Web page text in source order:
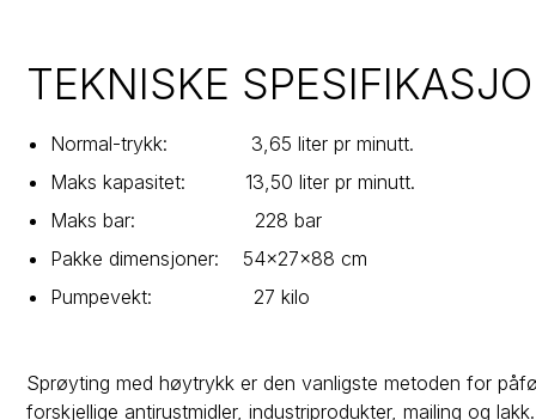
TEKNISKE
Normal-trykk: 3,65 liter pr minutt.
Maks kapasitet: 13,50 liter pr minutt.
Maks bar: 228 bar
Pakke dimensjoner: 54x27x88 cm
Pumpevekt: 27 kilo
Sprøyting med høytrykk er den vanligste metoden for
forskjellige antirustmidler, industriprodukter, mailing og